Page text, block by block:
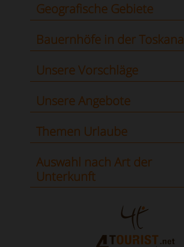
Geografische Gebiete
Bauernhöfe in der Toskana
Unsere Vorschläge
Unsere Angebote
Themen Urlaube
Auswahl nach Art der
Unterkunft